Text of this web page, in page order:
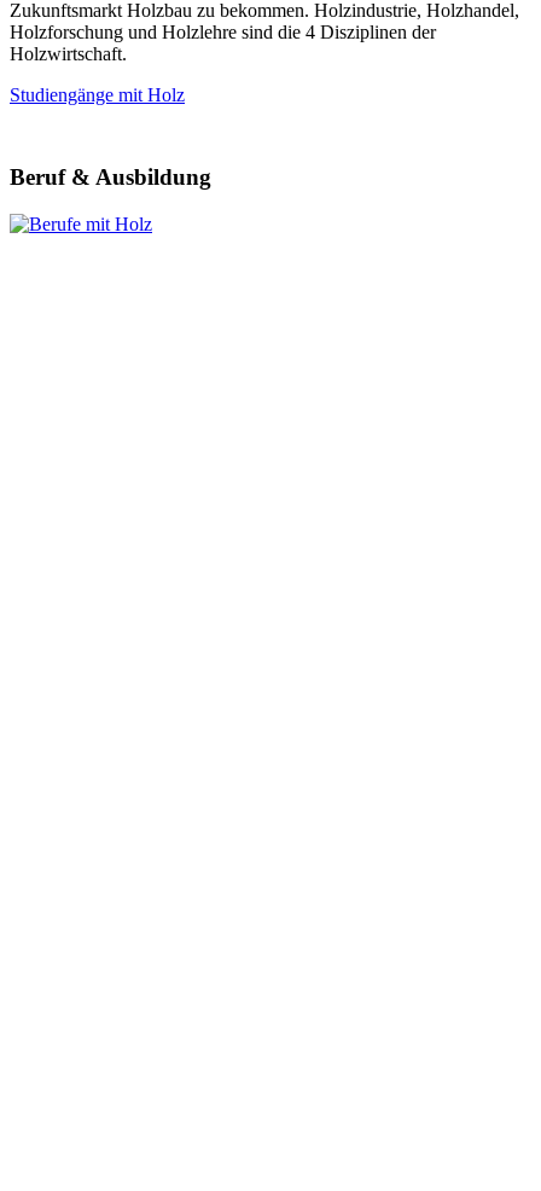
Zukunftsmarkt Holzbau zu bekommen. Holzindustrie, Holzhandel,
Holzforschung und Holzlehre sind die 4 Disziplinen der
Holzwirtschaft.
Studiengänge mit Holz
Beruf & Ausbildung